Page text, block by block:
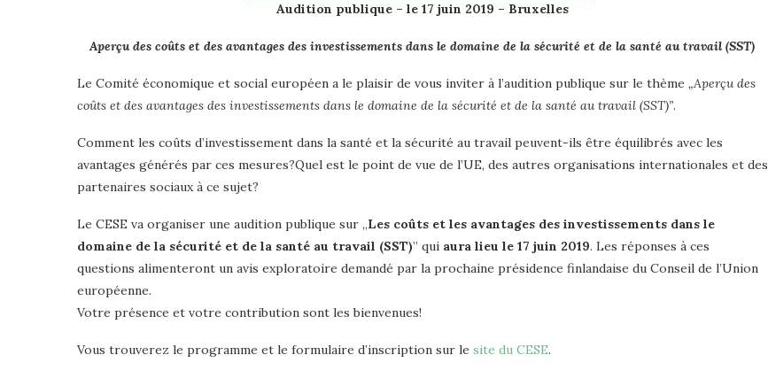
Audition publique – le 17 juin 2019 – Bruxelles
Aperçu des coûts et des avantages des investissements dans le domaine de la sécurité et de la santé au travail (SST)
Le Comité économique et social européen a le plaisir de vous inviter à l’audition publique sur le thème „Aperçu des
coûts et des avantages des investissements dans le domaine de la sécurité et de la santé au travail (SST)”.
Comment les coûts d’investissement dans la santé et la sécurité au travail peuvent-ils être équilibrés avec les
avantages générés par ces mesures?Quel est le point de vue de l’UE, des autres organisations internationales et des
partenaires sociaux à ce sujet?
Le CESE va organiser une audition publique sur „Les coûts et les avantages des investissements dans le
domaine de la sécurité et de la santé au travail (SST)” qui aura lieu le 17 juin 2019. Les réponses à ces
questions alimenteront un avis exploratoire demandé par la prochaine présidence finlandaise du Conseil de l’Union
européenne.
Votre présence et votre contribution sont les bienvenues!
Vous trouverez le programme et le formulaire d’inscription sur le site du CESE.